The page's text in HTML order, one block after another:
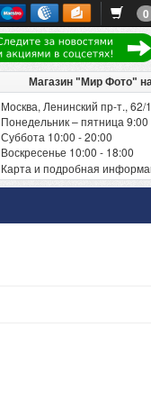
0
Магазин "Мир Фото"
Москва, Ленинский пр-т., 62/1
Понедельник – пятница 9:00
Суббота 10:00 - 20:00
Воскресенье 10:00 - 18:00
Карта и подробная